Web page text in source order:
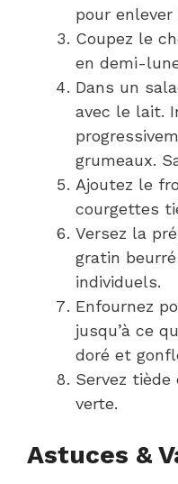
pour enlever
Coupez le
en demi-
Dans un
avec le lait.
grumeaux.
Ajoutez le
courgettes
Versez la
gratin
individuels.
Enfournez
jusqu’à ce
doré et
Servez tiède
verte.
Astuces &